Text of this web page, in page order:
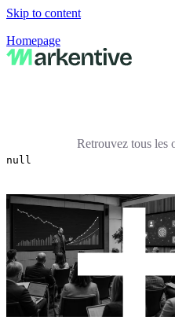
Skip to content
Homepage
Retrouvez tous les
null